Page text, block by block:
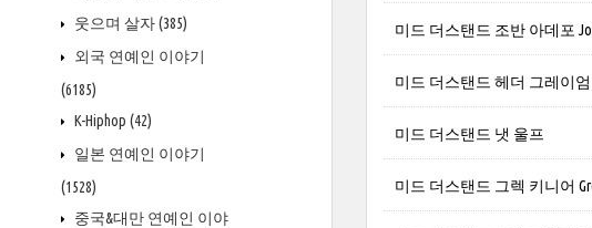
웃으며 살자(385)
외국 연예인 이야기
(6185)
K-Hiphop (42)
일본 연예인 이야기
(1528)
중국&대만 연예인 이야
미드 더스탠드 조반 아데포
미드 더스탠드 헤더 그레이엄
미드 더스탠드 냇 울프
미드 더스탠드 그렉 키니어